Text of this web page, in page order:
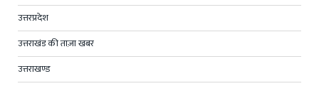
उत्तरप्रदेश
उत्तराखंड की ताज़ा खबर
उत्तराखण्ड